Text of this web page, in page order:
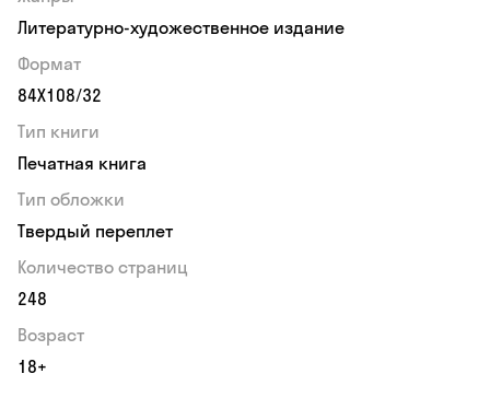
Литературно-художественное издание
Формат
84Х108/32
Тип книги
Печатная книга
Тип обложки
Твердый переплет
Количество страниц
248
Возраст
18+